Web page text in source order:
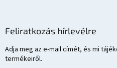
Feliratkozás hírlevélre
Adja meg az e-mail címét, és mi
termékeiről.